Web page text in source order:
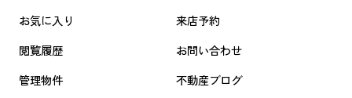
お気に入り
閲覧履歴
管理物件
来店予約
お問い合わせ
不動産ブログ